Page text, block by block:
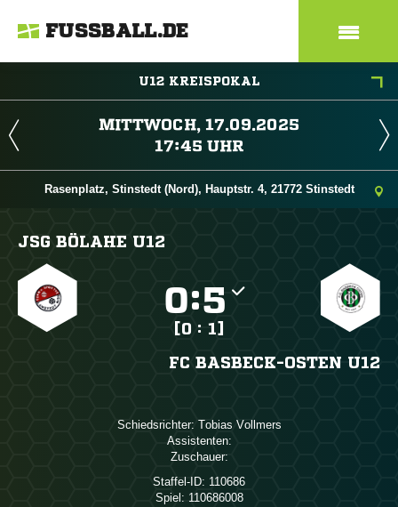
FUSSBALL.DE
U12 KREISPOKAL
 
 
Rasenplatz, Stinstedt (Nord), Hauptstr. 4, 21772 Stinstedt
JSG BÖLAHE U12
:
[0 : 1]
FC BASBECK-OSTEN U12
Schiedsrichter:  
Assistenten:
Zuschauer:
Staffel-ID: 110686
Spiel: 110686008